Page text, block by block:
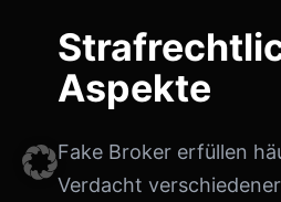
Aspekte
Fake Broker erfüllen
Verdacht verschiedener